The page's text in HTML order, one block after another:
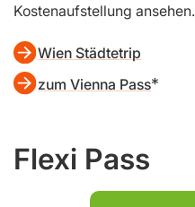
Kostenaufstellung ansehen.
Wien Städtetrip
zum Vienna Pass
Flexi Pass